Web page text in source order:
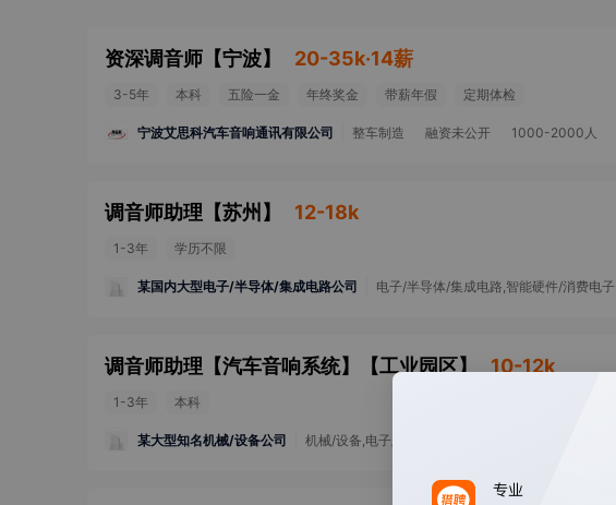
资深调音师 【宁波】 20-35k·14薪
3-5年 本科 五险一金 年终奖金 带薪年假 定期体检
宁波艾思科汽车音响通讯有限公司 整车制造 融资未公开 1000-2000人
调音师助理 【苏州 】 12-18k
1-3年 学历不限
某国内大型电子/半导体/集成电路公司 电子/半导体/集成电路,智能硬件/消费电子
调音师助理【汽车音响系统】 【工业园区】 10-12k
1-3年 本科
某大型知名机械/设备公司 机械/设备,电子/半导体/集成电路